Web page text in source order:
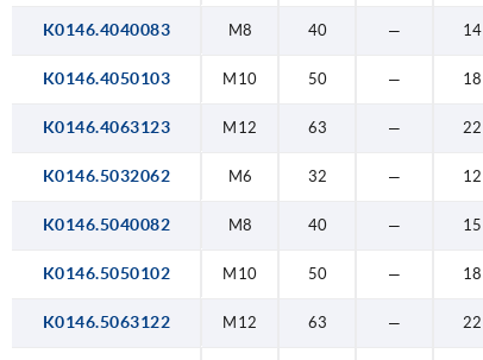
K0146.4040083 M8 40 — 14
K0146.4050103 M10 50 — 18
K0146.4063123 M12 63 — 22
K0146.5032062 M6 32 — 12
K0146.5040082 M8 40 — 15
K0146.5050102 M10 50 — 18
K0146.5063122 M12 63 — 22